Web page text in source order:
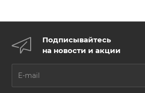
Подписывайтесь
на новости и акции